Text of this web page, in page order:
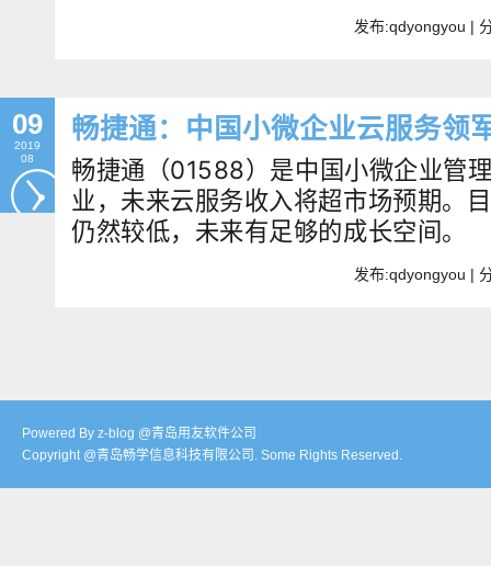
发布:qdyongyou |
09
2019
08
畅捷通：中国小微企业云服务领
畅捷通（01588）是中国小微企业管
业，未来云服务收入将超市场预期。
仍然较低，未来有足够的成长空间。
发布:qdyongyou |
Powered By z-blog @青岛用友软件公司
Copyright @青岛畅学信息科技有限公司. Some Rights Reserved.